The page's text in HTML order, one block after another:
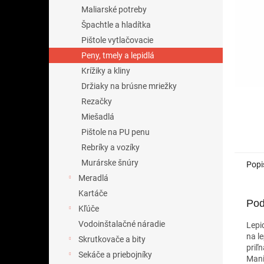
Maliarské potreby
Špachtle a hladítka
Pištole vytlačovacie
Peny, tmely a lepidlá
Krížiky a kliny
Držiaky na brúsne mriežky
Rezačky
Miešadlá
Pištole na PU penu
Rebríky a vozíky
Murárske šnúry
Meradlá
Kartáče
Kľúče
Vodoinštalačné náradie
Skrutkovače a bity
Sekáče a priebojníky
na